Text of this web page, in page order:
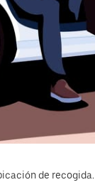
de recogida.